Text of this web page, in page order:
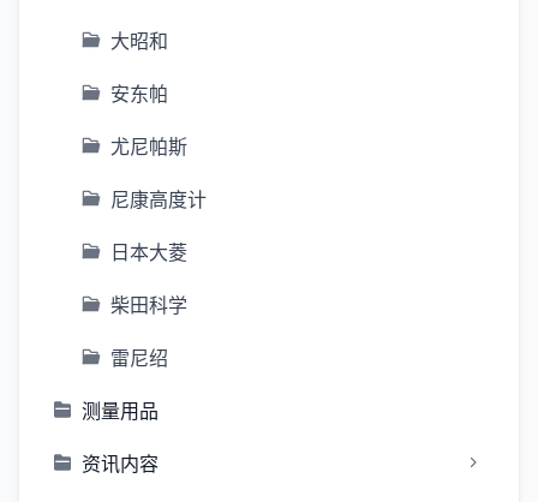
大昭和
安东帕
尤尼帕斯
尼康高度计
日本大菱
柴田科学
雷尼绍
测量用品
资讯内容